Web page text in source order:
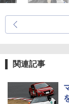
関連記事